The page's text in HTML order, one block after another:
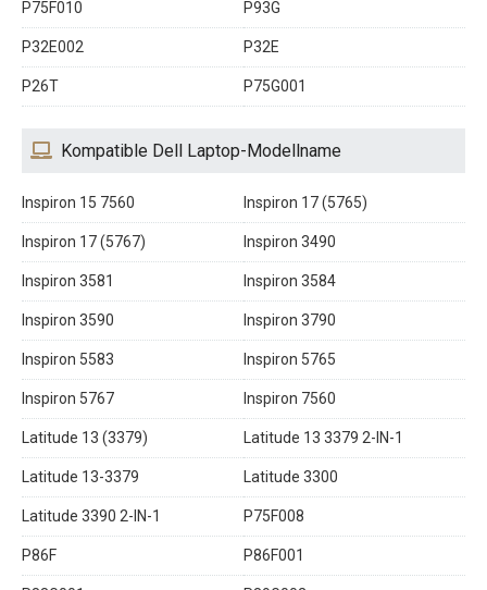
P75F010 P93G
P32E002 P32E
P26T P75G001
Kompatible Dell Laptop-Modellname
Inspiron 15 7560 Inspiron 17 (5765)
Inspiron 17 (5767) Inspiron 3490
Inspiron 3581 Inspiron 3584
Inspiron 3590 Inspiron 3790
Inspiron 5583 Inspiron 5765
Inspiron 5767 Inspiron 7560
Latitude 13 (3379) Latitude 13 3379 2-IN-1
Latitude 13-3379 Latitude 3300
Latitude 3390 2-IN-1 P75F008
P86F P86F001